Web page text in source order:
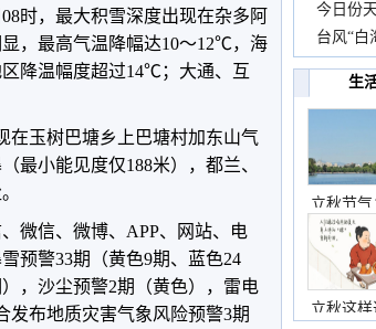
时，最大积雪深度出现在杂多阿
，最高气温降幅达10～12℃，海
降温幅度超过14℃；大通、互
在玉树巴塘乡上巴塘村加东山气
最小能见度仅188米），都兰、
微信、微博、APP、网站、电
预警33期（黄色9期、蓝色24
，沙尘预警2期（黄色），雷电
发布地质灾害气象风险预警3期
前
今日份
一
台风“白
高
生
立秋节气
立秋这样